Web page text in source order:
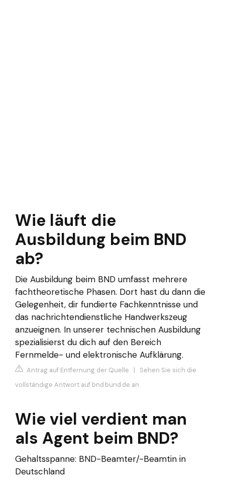
Wie läuft die
Ausbildung beim BND
ab?
Die Ausbildung beim BND umfasst mehrere
fachtheoretische Phasen. Dort hast du dann die
Gelegenheit, dir fundierte Fachkenntnisse und
das nachrichtendienstliche Handwerkszeug
anzueignen. In unserer technischen Ausbildung
spezialisierst du dich auf den Bereich
Fernmelde- und elektronische Aufklärung.
Antrag auf Entfernung der Quelle | Sehen Sie sich die
vollständige Antwort auf bnd.bund.de an
Wie viel verdient man
als Agent beim BND?
Gehaltsspanne: BND-Beamter/-Beamtin in
Deutschland